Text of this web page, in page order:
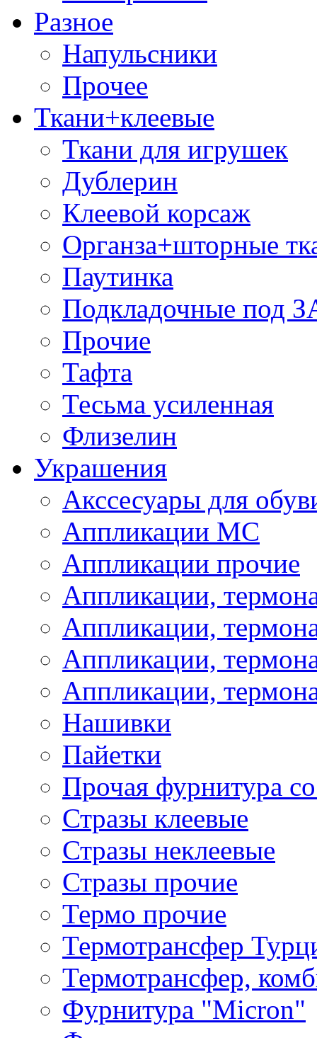
Разное
Напульсники
Прочее
Ткани+клеевые
Ткани для игрушек
Дублерин
Клеевой корсаж
Органза+шторные
Паутинка
Подкладочные под
Прочие
Тафта
Тесьма усиленная
Флизелин
Украшения
Акссесуары для
Аппликации МС
Аппликации прочие
Аппликации,
Аппликации,
Аппликации,
Аппликации,
Нашивки
Пайетки
Прочая фурнитура
Стразы клеевые
Стразы неклеевые
Стразы прочие
Термо прочие
Термотрансфер
Термотрансфер,
Фурнитура "Micron"